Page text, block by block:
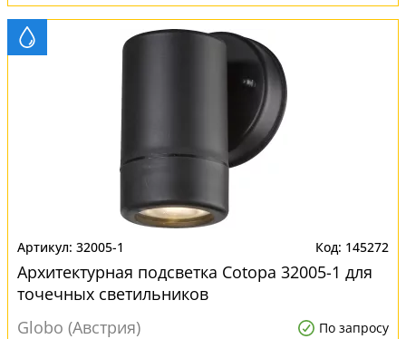
32005-1 145272
Архитектурная подсветка Cotopa 32005-1 для
точечных светильников
Globo (Австрия)
По запросу